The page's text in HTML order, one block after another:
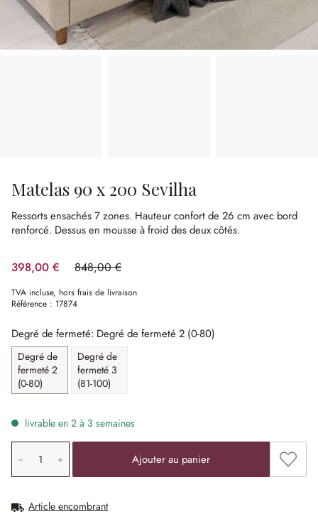
Matelas 90 x 200 Sevilha
Ressorts ensachés 7 zones. Hauteur confort de 26 cm avec bord
renforcé. Dessus en mousse à froid des deux côtés.
398,00 € 848,00 €
(53.07%spared)
TVA incluse, hors frais de livraison
Référence : 17874
Degré de fermeté: Degré de fermeté 2 (0-80)
Degré de
fermeté 2
(0-80)
Degré de
fermeté 3
(81-100)
livrable en 2 à 3 semaines
Quantité de produit: saisissez la valeur souhaitée ou
Ajouter au panier
Article encombrant